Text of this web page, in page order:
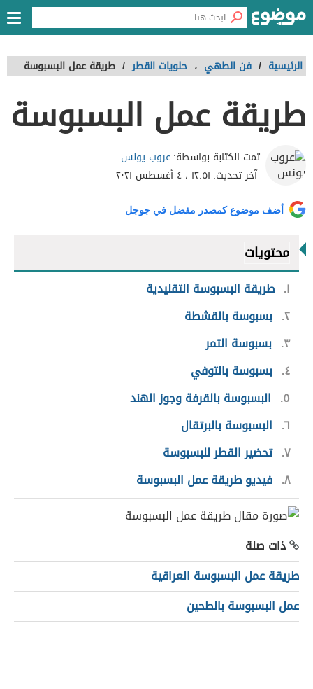
الرئيسية / فن الطهي ، حلويات القطر / طريقة عمل البسبوسة
طريقة عمل البسبوسة
تمت الكتابة بواسطة:عروب يونس
آخر تحديث: ١٢:٥١ ، ٤ أغسطس ٢٠٢١
أضف موضوع كمصدر مفضل في جوجل
محتويات
١ طريقة البسبوسة التقليدية
٢ بسبوسة بالقشطة
٣ بسبوسة التمر
٤ بسبوسة بالتوفي
٥
البسبوسة بالقرفة وجوز الهند
٦ البسبوسة بالبرتقال
٧ تحضير القطر للبسبوسة
٨ فيديو طريقة عمل البسبوسة
ذات صلة
طريقة عمل البسبوسة العراقية
عمل البسبوسة بالطحين